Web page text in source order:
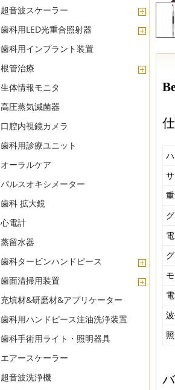
超音波スケーラー
歯科用LED光重合照射器
歯科用インプラント装置
根管治療
生体情報モニタ
高圧蒸気滅菌器
口腔内視鏡カメラ
歯科用診療ユニット
オーラルケア
パルスオキシメーター
歯科 拡大鏡
心電計
蒸留水器
歯科タービンハンドピース
歯面清掃用装置
充填材&研磨材&アプリケーター
歯科用ハンドピース注油洗浄装置
歯科手術用ライト・照明器具
エアースケーラー
超音波洗浄機